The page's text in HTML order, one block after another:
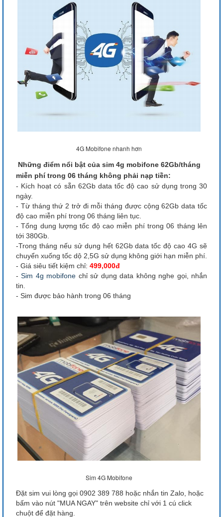
4G Mobifone nhanh hơn
Những điểm nổi bật của sim 4g mobifone 62Gb/tháng
miễn phí trong 06 tháng không phải nạp tiền:
- Kích hoạt có sẵn 62Gb data tốc độ cao sử dụng trong 30
ngày.
- Từ tháng thứ 2 trở đi mỗi tháng được cộng 62Gb data tốc
độ cao miễn phí trong 06 tháng liên tục.
- Tổng dung lượng tốc độ cao miễn phí trong 06 tháng lên
tới 380Gb.
-Trong tháng nếu sử dụng hết 62Gb data tốc độ cao 4G sẽ
chuyển xuống tốc dộ 2,5G sử dụng không giới hạn miễn phí.
- Giá siêu tiết kiệm chỉ: 499,000đ
-Sim 4g mobifone chỉ sử dụng data không nghe gọi, nhắn
tin.
- Sim được bảo hành trong 06 tháng
Sim 4G Mobifone
Đặt sim vui lòng gọi 0902 389 788 hoặc nhắn tin Zalo, hoặc
bấm vào nút "MUA NGAY" trên website chỉ với 1 cú click
chuột để đặt hàng.